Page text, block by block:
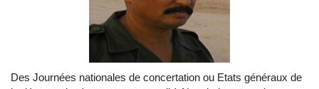
Des Journées nationales de concertation ou Etats généraux de